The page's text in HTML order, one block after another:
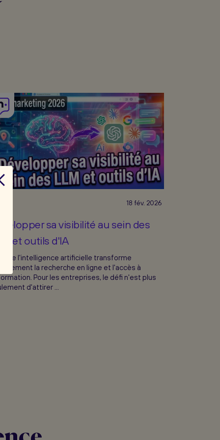
18 fév. 2026
sa visibilité au sein des
et outils d'IA
de l'intelligence artificielle transforme
la recherche en ligne et l'accès à
Pour les entreprises, le défi n'est plus
d'attirer ...